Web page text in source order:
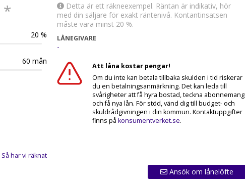
*
20 %
60 mån
Så har vi räknat
Detta är ett räkneexempel. Räntan är indikativ, hör
med din säljare för exakt räntenivå. Kontantinsatsen
måste vara minst 20 %.
LÅNEGIVARE
-
Att låna kostar pengar!
Om du inte kan betala tillbaka skulden i tid riskerar
du en betalningsanmärkning. Det kan leda till
svårigheter att få hyra bostad, teckna abonnemang
och få nya lån. För stöd, vänd dig till budget- och
skuldrådgivningen i din kommun. Kontaktuppgifter
finns på konsumentverket.se.
Ansök om lånelöfte